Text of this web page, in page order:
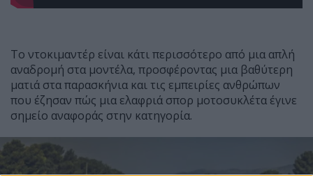
Το ντοκιμαντέρ είναι κάτι περισσότερο από μια απλή
αναδρομή στα μοντέλα, προσφέροντας μια βαθύτερη
ματιά στα παρασκήνια και τις εμπειρίες ανθρώπων
που έζησαν πώς μια ελαφριά σπορ μοτοσυκλέτα έγινε
σημείο αναφοράς στην κατηγορία.